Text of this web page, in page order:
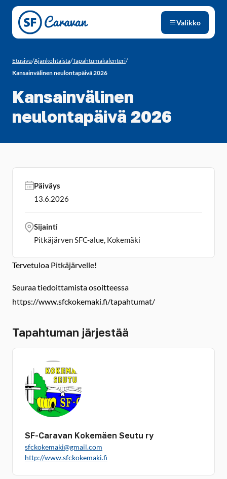
Siirry sivun sisältöön
Valikko
Etusivu/Ajankohtaista/Tapahtumakalenteri/
Kansainvälinen neulontapäivä 2026
Kansainvälinen
neulontapäivä 2026
Tervetuloa Pitkäjärvelle!
Seuraa tiedoittamista osoitteessa
https://www.sfckokemaki.fi/tapahtumat/
Tapahtuman järjestää
SF-Caravan Kokemäen Seutu ry
sfckokemaki@gmail.com
http://www.sfckokemaki.fi
Päiväys
13.6.2026
Sijainti
Pitkäjärven SFC-alue, Kokemäki